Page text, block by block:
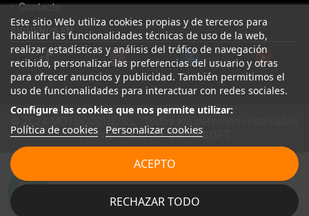
Leer más reseñas
Contacto
Este sitio Web utiliza cookies propias y de terceros para
habilitar las funcionalidades técnicas de uso de la web,
realizar estadísticas y análisis del tráfico de navegación
recibido, personalizar las preferencias del usuario y otras
para ofrecer anuncios y publicidad. También permitimos el
uso de funcionalidades para interactuar con redes sociales.
Configure las cookies que nos permite utilizar:
Política de cookies Personalizar cookies
RECHAZAR TODO
ACEPTO
SÍGUENOS EN
| Desarrollado porSeintoSOFT